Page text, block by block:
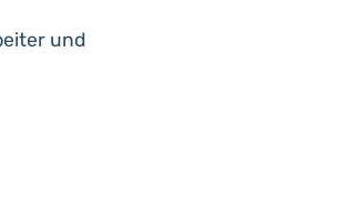
und